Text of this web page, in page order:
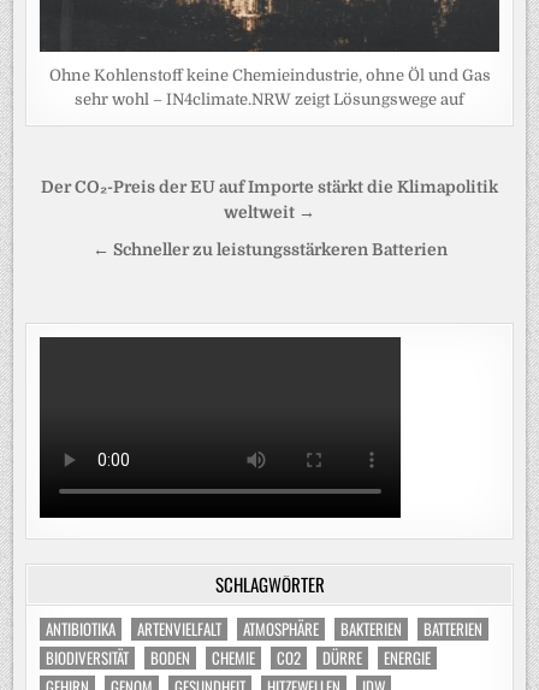
Ohne Kohlenstoff keine Chemieindustrie, ohne Öl und Gas
sehr wohl – IN4climate.NRW zeigt Lösungswege auf
Beitragsnavigation
Der CO₂-Preis der EU auf Importe stärkt die Klimapolitik
weltweit →
← Schneller zu leistungsstärkeren Batterien
SCHLAGWÖRTER
ANTIBIOTIKA ARTENVIELFALT ATMOSPHÄRE BAKTERIEN
BATTERIEN
BIODIVERSITÄT
BODEN CHEMIE CO2 DÜRRE
ENERGIE